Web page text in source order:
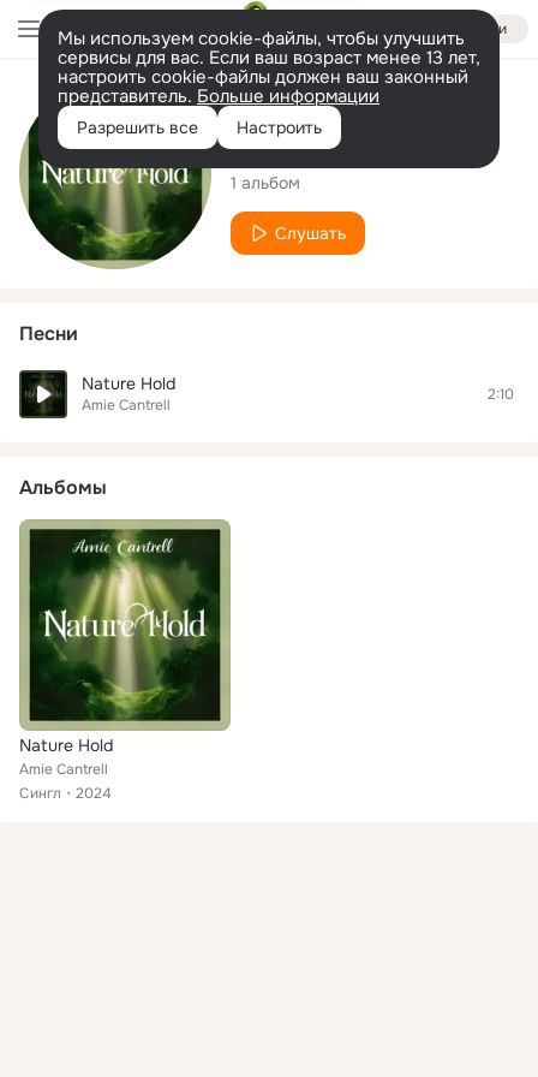
Войти
Мы используем cookie-файлы, чтобы улучшить
сервисы для вас. Если ваш возраст менее 13 лет,
настроить cookie-файлы должен ваш законный
представитель. Больше информации
Разрешить все Настроить
Исполнитель
Amie Cantrell
1 альбом
Слушать
Песни
Nature Hold
Amie Cantrell
2:10
Альбомы
Nature Hold
Amie Cantrell
Сингл
2024